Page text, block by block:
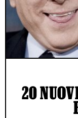
20